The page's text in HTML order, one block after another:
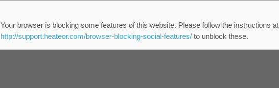
Your browser is blocking some features of this website. Please follow the instructions at
http://support.heateor.com/browser-blocking-social-features/to unblock these.